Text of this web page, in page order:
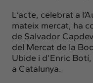
L’acte, celebrat a
mateix mercat, ha
de Salvador
del Mercat de la
Ubide i d’Enric
a Catalunya.